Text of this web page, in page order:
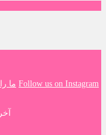
ما Follow us on Instagram